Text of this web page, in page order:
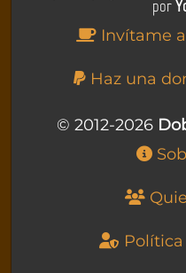
por
Invítame
Haz una
© 2012-2026